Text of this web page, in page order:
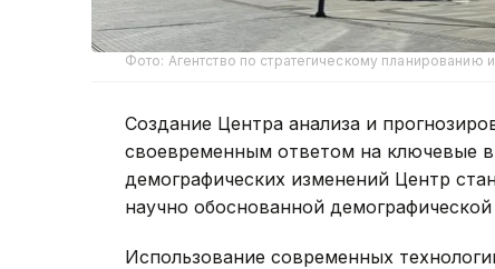
Фото: Агентство по стратегическому планированию
Создание Центра анализа и
своевременным ответом на ключевые
демографических изменений Центр
научно обоснованной
Использование современных